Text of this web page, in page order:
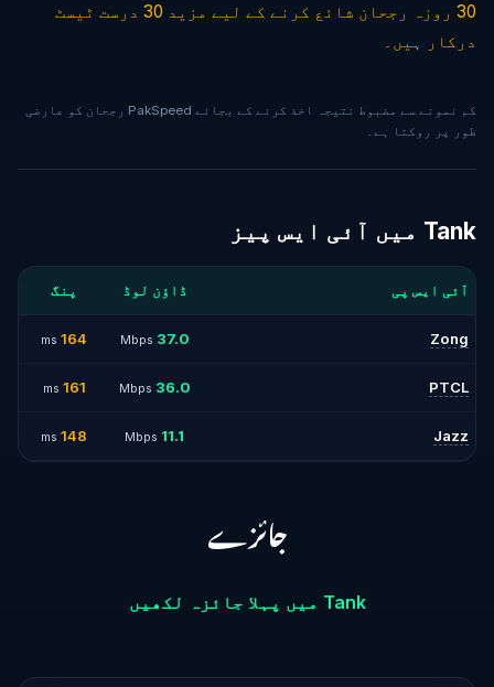
30 روزہ رجحان شائع کرنے کے لیے مزید 30 درست ٹیسٹ
درکار ہیں۔
کم نمونے سے مضبوط نتیجہ اخذ کرنے کے بجائے PakSpeed رجحان کو عارضی
طور پر روکتا ہے۔
Tank میں آئی ایس پیز
آئی ایس پی ڈاؤن لوڈ پنگ
Zong
37.0
Mbps
164
ms
PTCL
36.0
Mbps
161
ms
Jazz
11.1
Mbps
148
ms
جائزے
Tank میں پہلا جائزہ لکھیں